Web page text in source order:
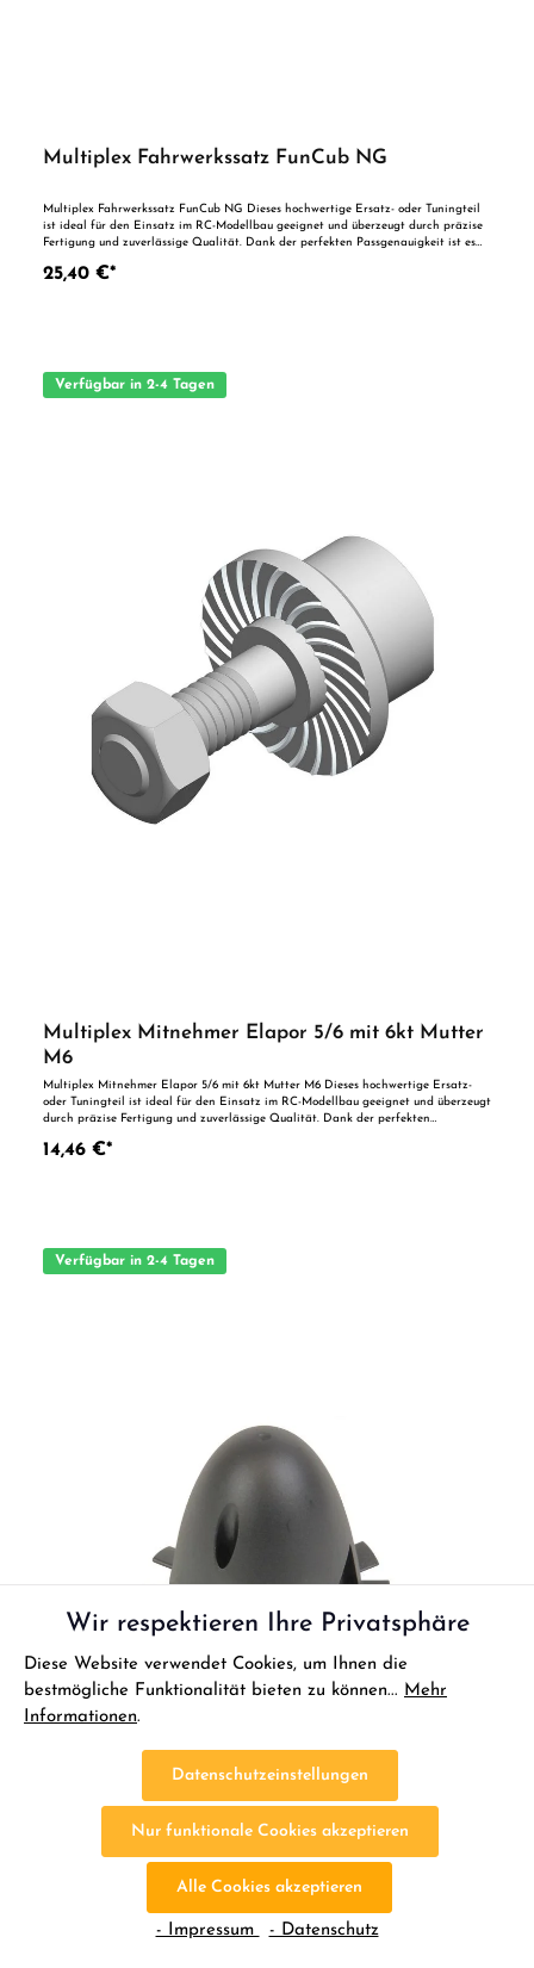
Multiplex Fahrwerkssatz FunCub NG
Multiplex Fahrwerkssatz FunCub NG Dieses hochwertige Ersatz- oder Tuningteil
ist ideal für den Einsatz im RC-Modellbau geeignet und überzeugt durch präzise
Fertigung und zuverlässige Qualität. Dank der perfekten Passgenauigkeit ist es
einen Blick: Passgenaue Verarbeitung Geeignet für anspruchsvolle Modellbauer
25,40 €*
Verfügbar in 2-4 Tagen
Multiplex Mitnehmer Elapor 5/6 mit 6kt Mutter
M6
Multiplex Mitnehmer Elapor 5/6 mit 6kt Mutter M6 Dieses hochwertige Ersatz-
oder Tuningteil ist ideal für den Einsatz im RC-Modellbau geeignet und überzeugt
durch präzise Fertigung und zuverlässige Qualität. Dank der perfekten
geeignet. Vorteile auf einen Blick: Passgenaue Verarbeitung Geeignet für
14,46 €*
Verfügbar in 2-4 Tagen
Multiplex RaceWulf Spinner
Wir respektieren Ihre Privatsphäre
Diese Website verwendet Cookies, um Ihnen die
bestmögliche Funktionalität bieten zu können... Mehr
Informationen.
Datenschutzeinstellungen
Nur funktionale Cookies akzeptieren
Alle Cookies akzeptieren
- Impressum - Datenschutz